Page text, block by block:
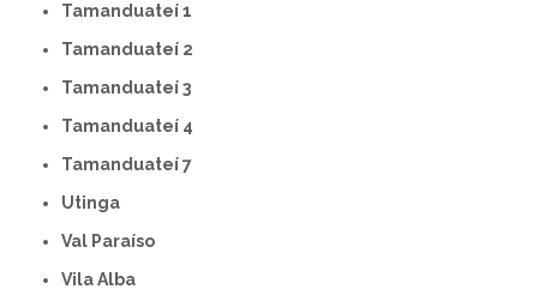
Tamanduateí 1
Tamanduateí 2
Tamanduateí 3
Tamanduateí 4
Tamanduateí 7
Utinga
Val Paraíso
Vila Alba